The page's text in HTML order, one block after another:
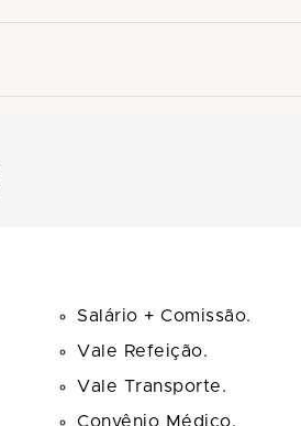
Salário + Comissão.
Vale Refeição.
Vale Transporte.
Convênio Médico.